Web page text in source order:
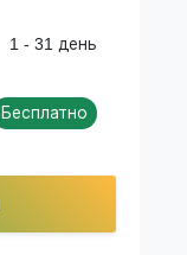
1 - 31 день
Бесплатно